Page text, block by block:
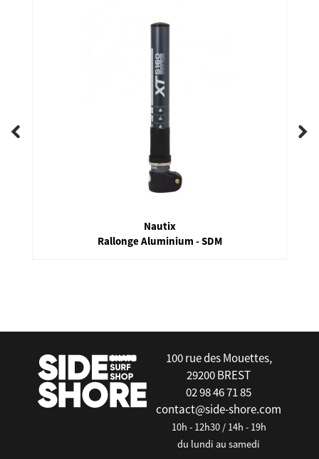
Nautix
Rallonge Aluminium - SDM
100 rue des Mouettes,
29200 BREST
02 98 46 71 85
contact@side-shore.com
10h - 12h30 / 14h - 19h
du lundi au samedi